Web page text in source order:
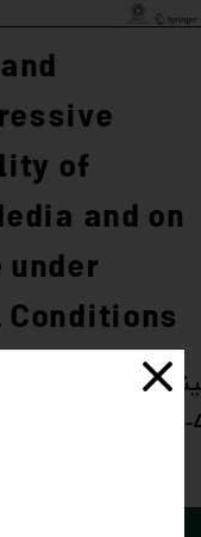
of
and on
دسترسی:
021-00637-